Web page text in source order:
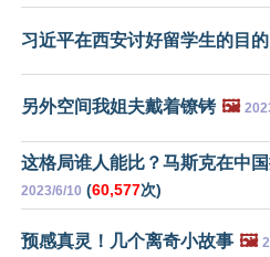
习近平在西安讨好留学生的目的
另外空间我姐夫戴着镣铐 🖼️
这格局谁人能比？马斯克在中
2023/6/10 (60,577次)
预感真灵！几个离奇小故事 🖼️